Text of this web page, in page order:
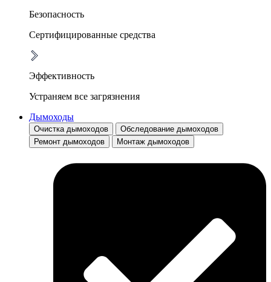
Безопасность
Сертифицированные средства
Эффективность
Устраняем все загрязнения
Дымоходы
Очистка дымоходов
Обследование дымоходов
Ремонт дымоходов
Монтаж дымоходов